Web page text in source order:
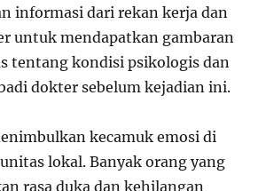
informasi dari rekan kerja dan
untuk mendapatkan gambaran
tentang kondisi psikologis dan
dokter sebelum kejadian ini.
kecamuk emosi di
lokal. Banyak orang yang
rasa duka dan kehilangan